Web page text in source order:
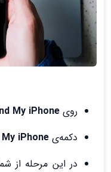
روی My iPhone
دکمه‌ی iPhone
در این مرحله از